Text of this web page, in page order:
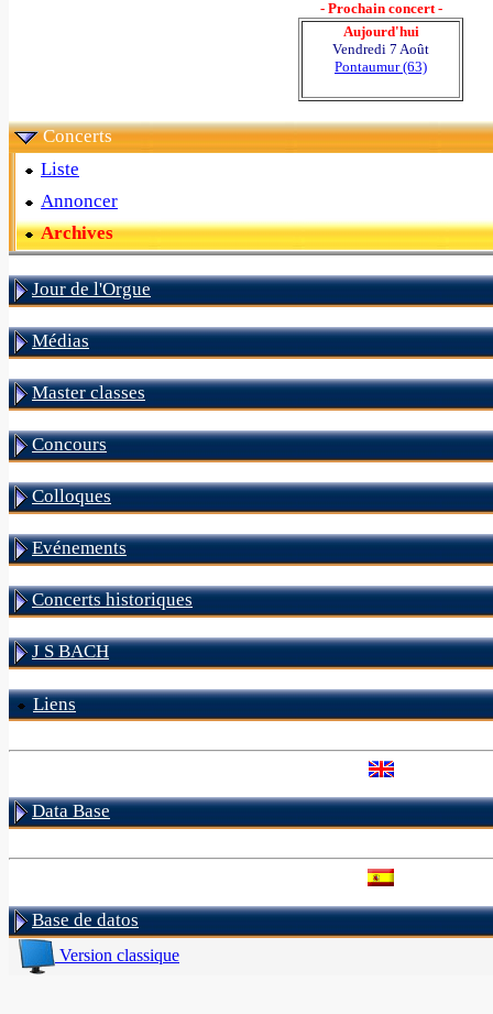
- Prochain concert -
Aujourd'hui
Vendredi 7 Août
Pontaumur (63)
Concerts
Liste
Annoncer
Archives
Jour de l'Orgue
Médias
Master classes
Concours
Colloques
Evénements
Concerts historiques
J S BACH
Liens
Data Base
Base de datos
Version classique